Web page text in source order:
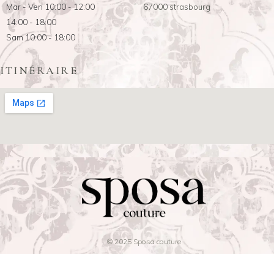
Mar - Ven 10:00 - 12:00
14:00 - 18:00
Sam 10:00 - 18:00
67000 strasbourg
ITINÉRAIRE
© 2025 Sposa couture